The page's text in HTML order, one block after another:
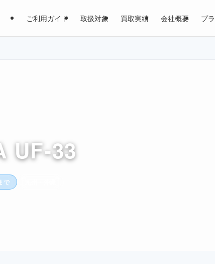
ご利用ガイド 取扱対象 買取実績 会社概要 プ
UF-33
で